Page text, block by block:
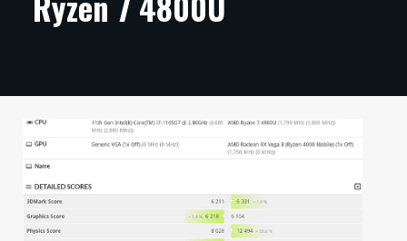
ARTIKKELIT
TECHBBS
TIETOA
KAUPPA